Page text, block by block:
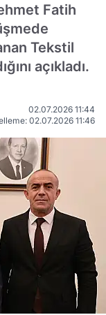
Fatih
Tekstil
açıkladı.
02.07.2026 11:44
02.07.2026 11:46